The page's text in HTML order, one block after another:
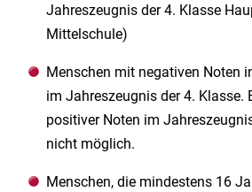
Jahreszeugnis der 4. Klasse
Mittelschule)
Menschen mit negativen Noten
im Jahreszeugnis der 4. Klasse.
positiver Noten im
nicht möglich.
Menschen, die mindestens 16